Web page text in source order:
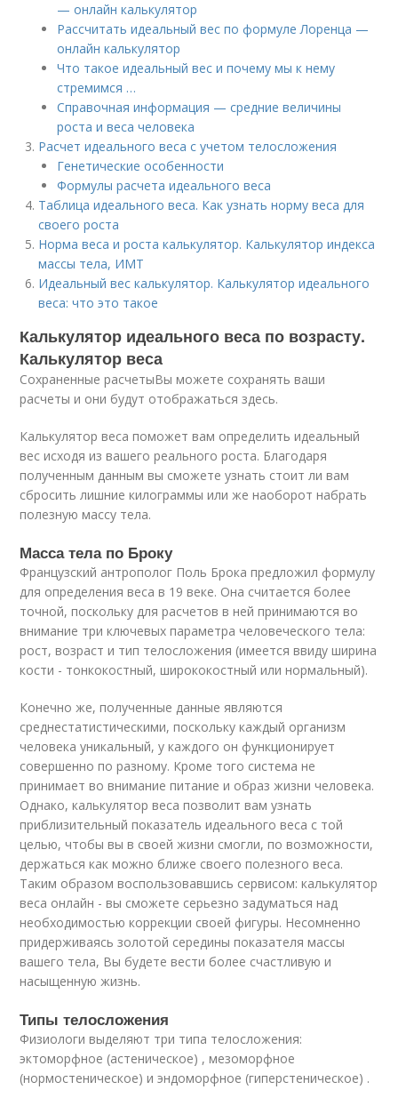
— онлайн калькулятор
Рассчитать идеальный вес по формуле Лоренца —
онлайн калькулятор
Что такое идеальный вес и почему мы к нему
стремимся …
Справочная информация — средние величины
роста и веса человека
Расчет идеального веса с учетом телосложения
Генетические особенности
Формулы расчета идеального веса
Таблица идеального веса. Как узнать норму веса для
своего роста
Норма веса и роста калькулятор. Калькулятор индекса
массы тела, ИМТ
Идеальный вес калькулятор. Калькулятор идеального
веса: что это такое
Калькулятор идеального веса по возрасту.
Калькулятор веса
Сохраненные расчетыВы можете сохранять ваши
расчеты и они будут отображаться здесь.
Калькулятор веса поможет вам определить идеальный
вес исходя из вашего реального роста. Благодаря
полученным данным вы сможете узнать стоит ли вам
сбросить лишние килограммы или же наоборот набрать
полезную массу тела.
Масса тела по Броку
Французский антрополог Поль Брока предложил формулу
для определения веса в 19 веке. Она считается более
точной, поскольку для расчетов в ней принимаются во
внимание три ключевых параметра человеческого тела:
рост, возраст и тип телосложения (имеется ввиду ширина
кости - тонкокостный, ширококостный или нормальный).
Конечно же, полученные данные являются
среднестатистическими, поскольку каждый организм
человека уникальный, у каждого он функционирует
совершенно по разному. Кроме того система не
принимает во внимание питание и образ жизни человека.
Однако, калькулятор веса позволит вам узнать
приблизительный показатель идеального веса с той
целью, чтобы вы в своей жизни смогли, по возможности,
держаться как можно ближе своего полезного веса.
Таким образом воспользовавшись сервисом: калькулятор
веса онлайн - вы сможете серьезно задуматься над
необходимостью коррекции своей фигуры. Несомненно
придерживаясь золотой середины показателя массы
вашего тела, Вы будете вести более счастливую и
насыщенную жизнь.
Типы телосложения
Физиологи выделяют три типа телосложения:
эктоморфное (астеническое) , мезоморфное
(нормостеническое) и эндоморфное (гиперстеническое) .